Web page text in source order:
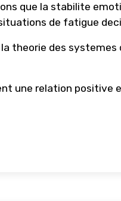
que la stabilite
de fatigue
theorie des
une relation